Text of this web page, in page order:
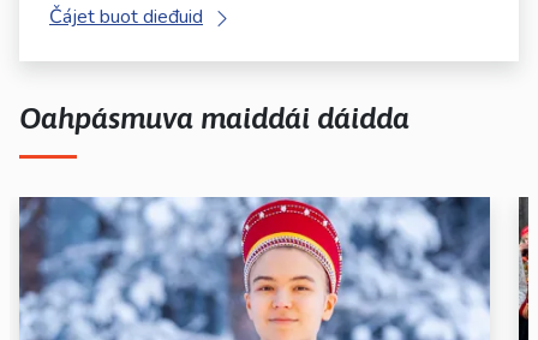
Čájet buot dieđuid
Oahpásmuva maiddái dáidda